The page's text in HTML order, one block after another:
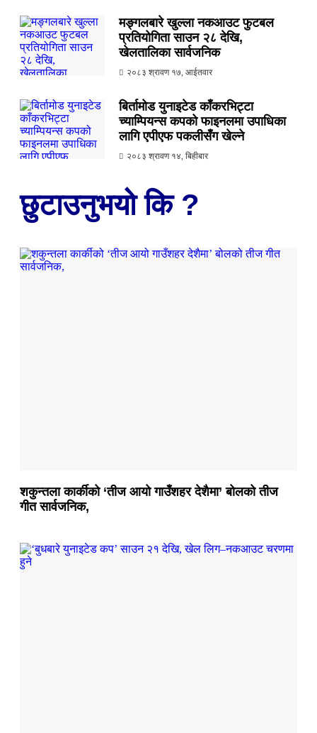
मङ्गलबारे खुल्ला नकआउट फुटबल
प्रतियोगिता साउन २८ देखि,
खेलतालिका सार्वजनिक
२०८३ श्रावण १७, आईतवार
बिर्तामोड युनाइटेड काँकरभिट्टा
च्याम्पियन्स कपको फाइनलमा उपाधिका
लागि एपीएफ पकलीसँग खेल्ने
२०८३ श्रावण १४, बिहीबार
छुटाउनुभयो कि ?
शकुन्तला कार्कीको ‘तीज आयो गाउँशहर देशैमा’ बोलको तीज
गीत सार्वजनिक,